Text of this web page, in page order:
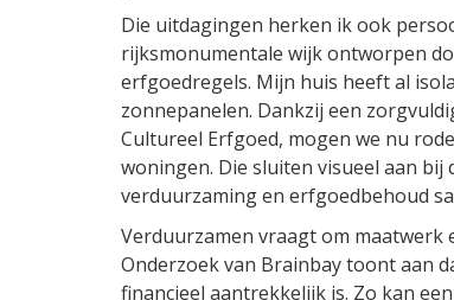
Die uitdagingen herken ik ook
rijksmonumentale wijk ontworpen
erfgoedregels. Mijn huis heeft al
zonnepanelen. Dankzij een
Cultureel Erfgoed, mogen we nu
woningen. Die sluiten visueel aan
verduurzaming en erfgoedbehoud
Verduurzamen vraagt om
Onderzoek van Brainbay toont aan
financieel aantrekkelijk is. Zo kan